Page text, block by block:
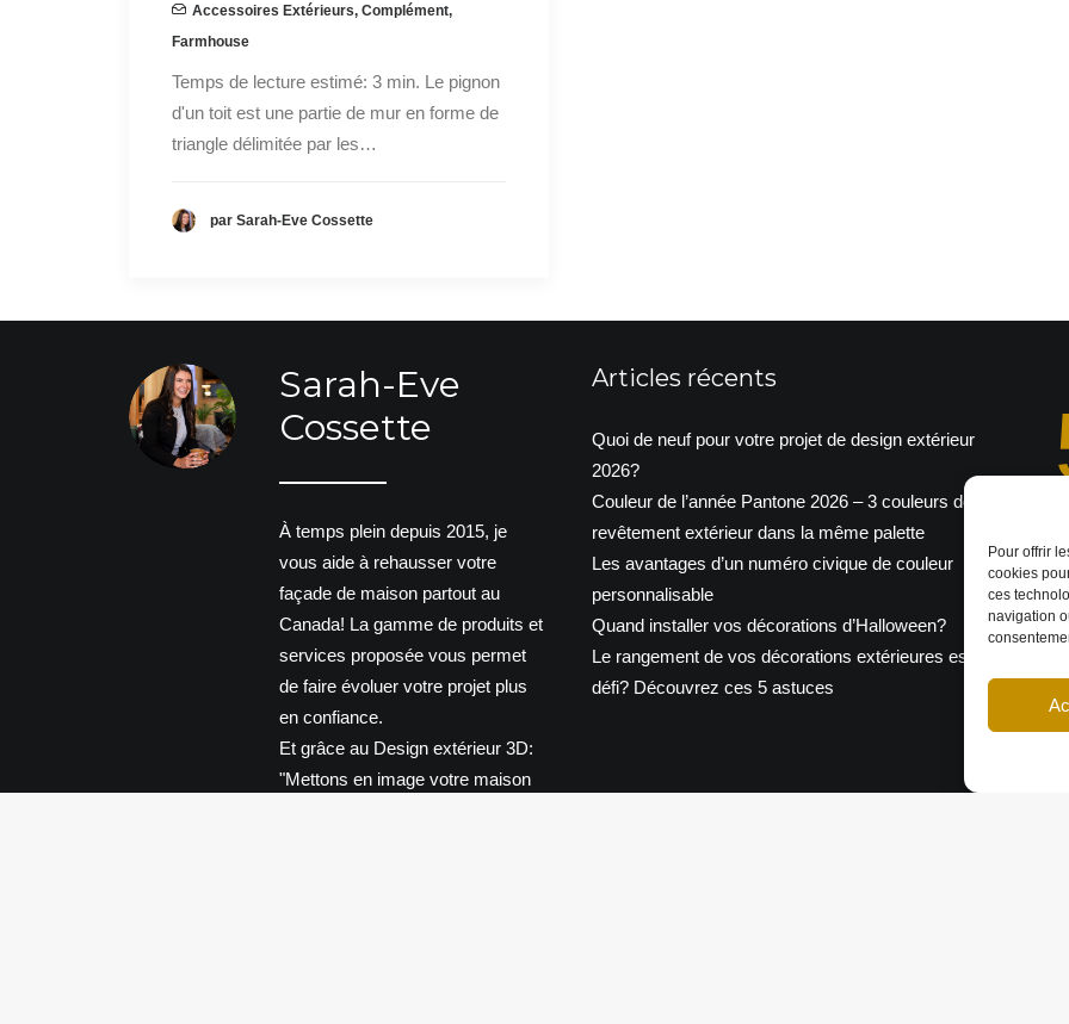
Pour offrir
cookies
ces
navigation
Accessoires Extérieurs, Complément,
Farmhouse
Temps de lecture estimé: 3 min. Le pignon
d'un toit est une partie de mur en forme de
triangle délimitée par les…
par Sarah-Eve Cossette
Sarah-Eve
Cossette
À temps plein depuis 2015, je
vous aide à rehausser votre
façade de maison partout au
Canada! La gamme de produits et
services proposée vous permet
de faire évoluer votre projet plus
en confiance.
Et grâce au Design extérieur 3D:
"Mettons en image votre maison
Articles récents
Quoi de neuf pour votre projet de design extérieur
2026?
Couleur de l’année Pantone 2026 – 3 couleurs de
revêtement extérieur dans la même palette
Les avantages d’un numéro civique de couleur
personnalisable
Quand installer vos décorations d’Halloween?
Le rangement de vos décorations extérieures est un
défi? Découvrez ces 5 astuces